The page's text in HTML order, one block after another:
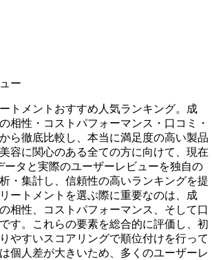
ー
トメントおすすめ人気ランキング。成
相性・コストパフォーマンス・口コミ・
ら徹底比較し、本当に満足度の高い製品
容に関心のある全ての方に向けて、現在
ータと実際のユーザーレビューを独自の
・集計し、信頼性の高いランキングを提
ートメントを選ぶ際に重要なのは、成
相性、コストパフォーマンス、そして口
す。これらの要素を総合的に評価し、初
やすいスコアリングで順位付けを行って
個人差が大きいため、多くのユーザーレ